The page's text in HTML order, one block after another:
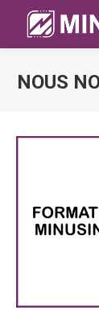
NOUS